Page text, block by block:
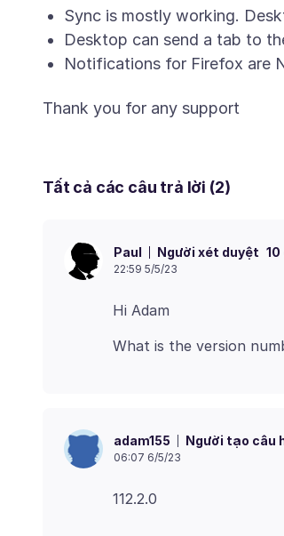
Sync is mostly working.
Desktop can send a tab to
Notifications for Firefox are
Tất cả các câu trả lời (2)
Paul Người xét duyệt
22:59 5/5/23
adam155 Người tạo câu
06:07 6/5/23